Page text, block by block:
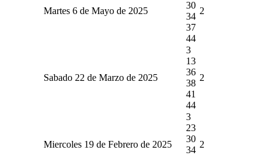
Martes 6 de Mayo de 2025
30
34
37
44
2
Sabado 22 de Marzo de 2025
3
13
36
38
41
44
2
Miercoles 19 de Febrero de 2025
3
23
30
34
2